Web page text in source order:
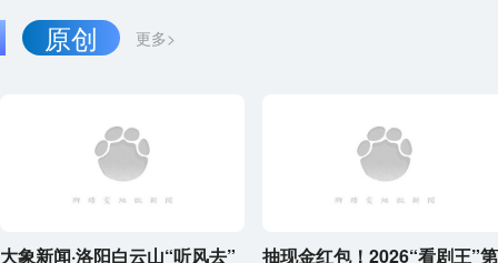
更多>
原创
大象新闻·洛阳白云山“听风去”
抽现金红包！2026“看剧王”第